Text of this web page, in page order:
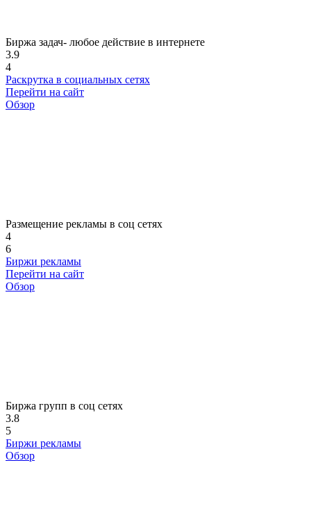
Биржа задач- любое действие в интернете
3.9
4
Раскрутка в социальных сетях
Перейти на сайт
Обзор
Размещение рекламы в соц сетях
4
6
Биржи рекламы
Перейти на сайт
Обзор
Биржа групп в соц сетях
3.8
5
Биржи рекламы
Обзор